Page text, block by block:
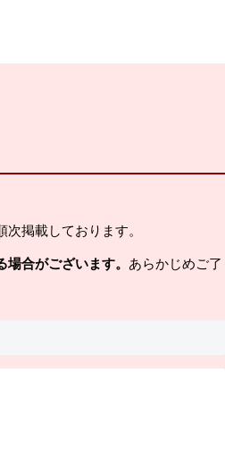
掲載しております。
合がございます。 あらかじめご了